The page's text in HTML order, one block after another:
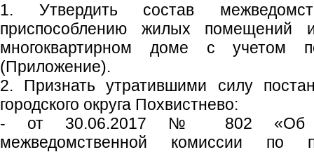
1. Утвердить состав
приспособлению жилых
многоквартирном доме с учетом
(Приложение).
2. Признать утратившими силу
городского округа Похвистнево:
- от 30.06.2017 № 802 «Об
межведомственной комиссии по